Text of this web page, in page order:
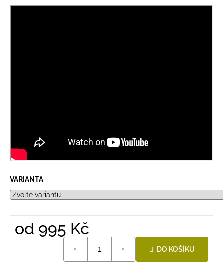
VARIANTA
od 995 Kč
DO KOŠÍKU